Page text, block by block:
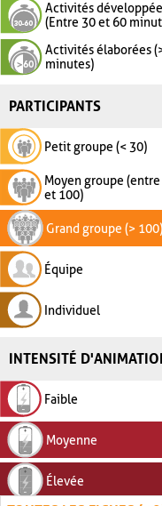
Activités
(Entre 30 et 60
Activités élaborées
minutes)
PARTICIPANTS
Petit groupe (< 30)
Moyen groupe
et 100)
Grand groupe (> 100)
Équipe
Individuel
INTENSITÉ
Faible
Moyenne
Élevée